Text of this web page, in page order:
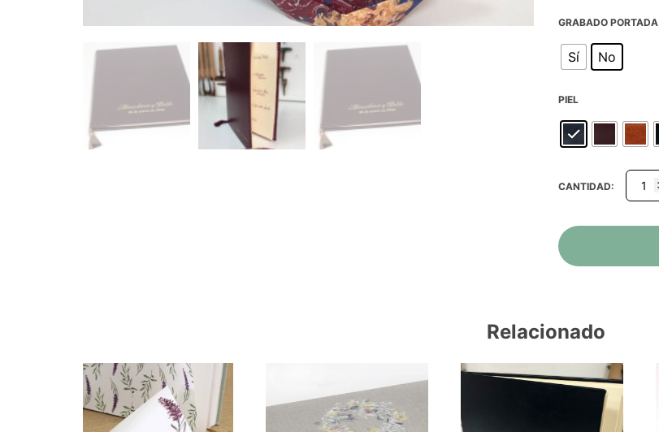
GRABADO PORTADA
Sí No
PIEL
CANTIDAD:
Relacionado